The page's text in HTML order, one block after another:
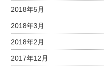
2018年5月
2018年3月
2018年2月
2017年12月